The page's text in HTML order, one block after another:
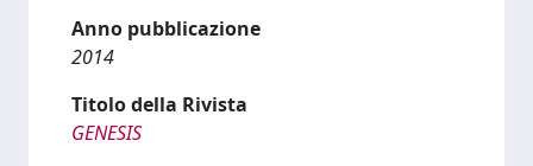
Anno pubblicazione
2014
Titolo della Rivista
GENESIS